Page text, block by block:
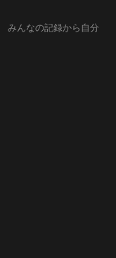
みんなの記録から自分